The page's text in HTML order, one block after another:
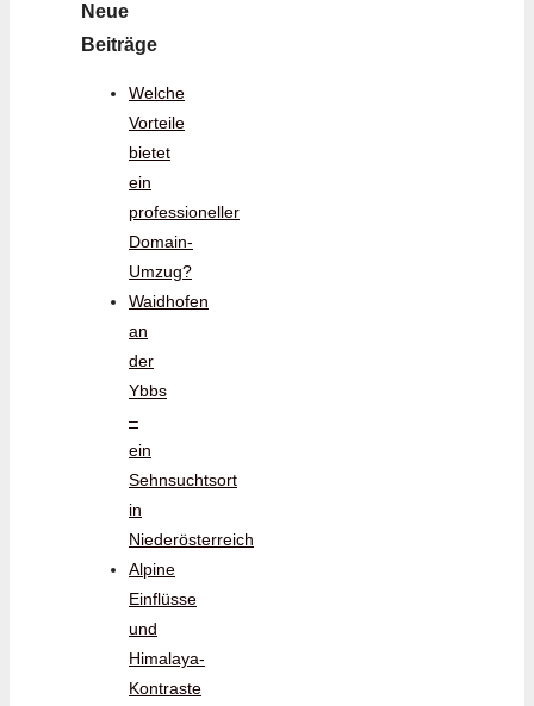
Neue
Beiträge
Welche
Vorteile
bietet
ein
professioneller
Domain-
Umzug?
Waidhofen
an
der
Ybbs
–
ein
Sehnsuchtsort
in
Niederösterreich
Alpine
Einflüsse
und
Himalaya-
Kontraste